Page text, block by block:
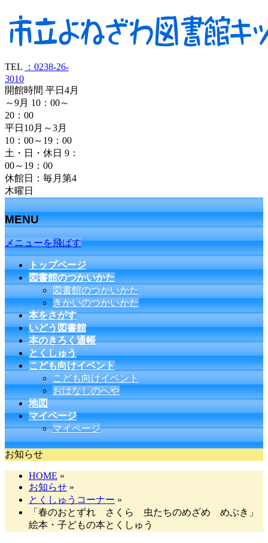
TEL
：0238-26-
3010
開館時間 平日4月
～9月 10：00～
20：00
平日10月～3月
10：00～19：00
土・日・休日 9：
00～19：00
休館日：毎月第4
木曜日
MENU
メニューを飛ばす
トップページ
図書館のつかいかた
図書館のつかいかた
きかいのつかいかた
本をさがす
いどう図書館
本のきろく通帳
とくしゅう
こども向けイベント
こども向けイベント
おはなしのへや
地図
マイページ
マイページ
お知らせ
HOME »
お知らせ »
とくしゅうコーナー »
「春のおとずれ さくら 虫たちのめざめ めぶき」
絵本・子どもの本とくしゅう